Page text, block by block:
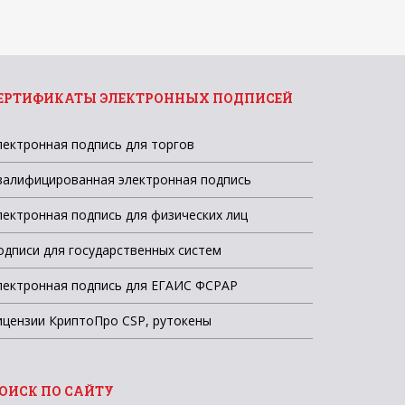
ЭЛЕКТРОННЫХ ПОДПИСЕЙ
подпись для торгов
электронная подпись
подпись для физических лиц
для государственных систем
подпись для ЕГАИС ФСРАР
КриптоПро CSP, рутокены
ПО САЙТУ